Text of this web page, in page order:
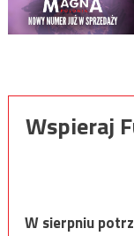
Wspieraj
W sierpniu